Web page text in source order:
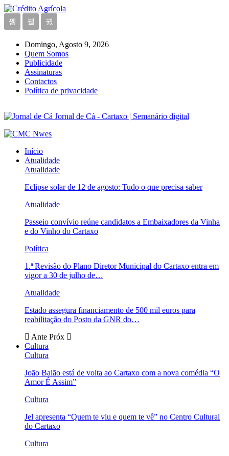
Domingo, Agosto 9, 2026
Quem Somos
Publicidade
Assinaturas
Contactos
Política de privacidade
Jornal de Cá - Cartaxo | Semanário digital
Início
Atualidade
Atualidade
Eclipse solar de 12 de agosto: Tudo o que precisa saber
Atualidade
Passeio convívio reúne candidatos a Embaixadores da Vinha
e do Vinho do Cartaxo
Política
1.ª Revisão do Plano Diretor Municipal do Cartaxo entra em
vigor a 30 de julho de…
Atualidade
Estado assegura financiamento de 500 mil euros para
reabilitação do Posto da GNR do…
Ante Próx
Cultura
Cultura
João Baião está de volta ao Cartaxo com a nova comédia “O
Amor É Assim”
Cultura
Jel apresenta “Quem te viu e quem te vê” no Centro Cultural
do Cartaxo
Cultura